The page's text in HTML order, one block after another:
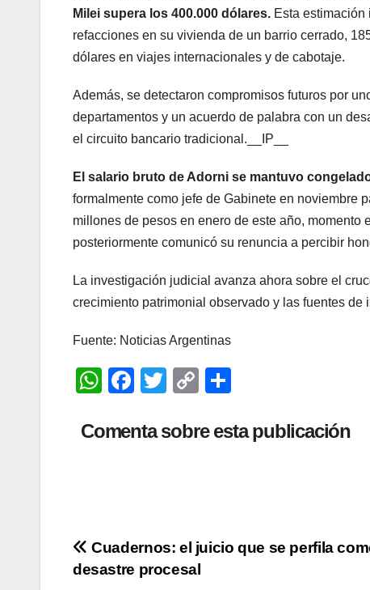
Milei supera los 400.000 dólares. Esta
refacciones en su vivienda de un barrio cerrado,
dólares en viajes internacionales y de cabotaje.
Además, se detectaron compromisos futuros por
departamentos y un acuerdo de palabra con un
el circuito bancario tradicional. __IP__
El salario bruto de Adorni se mantuvo
formalmente como jefe de Gabinete en noviembre
millones de pesos en enero de este año, momento
posteriormente comunicó su renuncia a percibir
La investigación judicial avanza ahora sobre el
crecimiento patrimonial observado y las fuentes
Fuente: Noticias Argentinas
W
at
F
c
k
T
tt
C
p
k
m
Comenta sobre esta publicación
Navegación
Cuadernos: el juicio que se perfila
desastre procesal